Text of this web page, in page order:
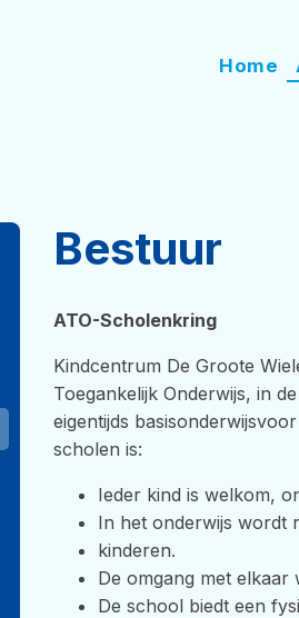
Home
Bestuur
ATO-Scholenkring
Kindcentrum De Groote
Toegankelijk Onderwijs, in
eigentijds
scholen is:
Ieder kind is welkom,
In het onderwijs wordt
kinderen.
De omgang met
De school biedt een